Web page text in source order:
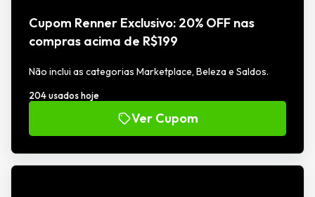
Cupom Renner Exclusivo: 20% OFF nas
compras acima de R$199
Não inclui as categorias Marketplace, Beleza e Saldos.
204 usados hoje
Ver Cupom